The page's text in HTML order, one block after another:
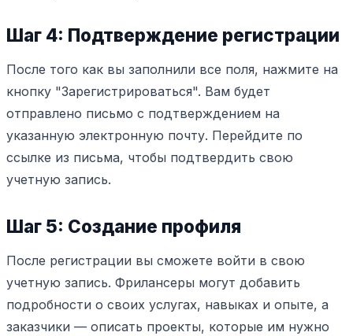
Шаг 4: Подтверждение регистрации
После того как вы заполнили все поля, нажмите на
кнопку "Зарегистрироваться". Вам будет
отправлено письмо с подтверждением на
указанную электронную почту. Перейдите по
ссылке из письма, чтобы подтвердить свою
учетную запись.
Шаг 5: Создание профиля
После регистрации вы сможете войти в свою
учетную запись. Фрилансеры могут добавить
подробности о своих услугах, навыках и опыте, а
заказчики — описать проекты, которые им нужно